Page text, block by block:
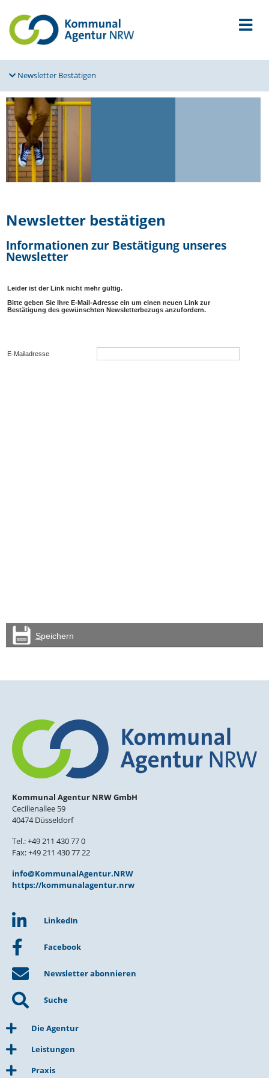
Newsletter Bestä­tigen
Newsletter bestä­tigen
Infor­ma­tionen zur Bestä­tigung unseres
Newsletter
Kommunal Agentur NRW GmbH
Cecilienallee 59
40474 Düsseldorf
Tel.: +49 211 430 77 0
Fax: +49 211 430 77 22
info@KommunalAgentur.NRW
https://kommunalagentur.nrw
LinkedIn
Facebook
Newsletter abonnieren
Suche
Die Agentur
Leistungen
Praxis